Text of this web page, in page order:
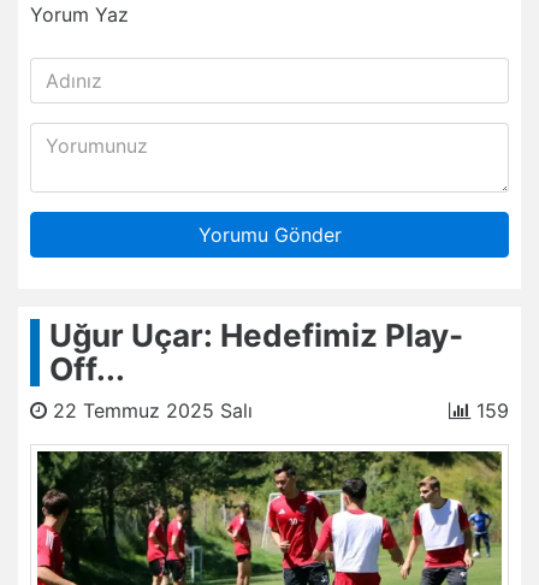
Yorum Yaz
Yorumu Gönder
Uğur Uçar: Hedefimiz Play-
Off...
22 Temmuz 2025 Salı 159